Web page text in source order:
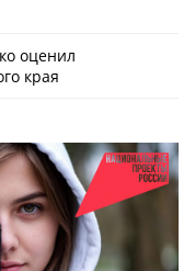
оценил
края